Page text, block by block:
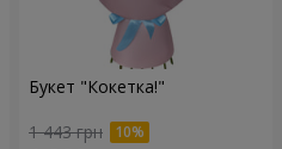
Букет "Кокетка!"
1 443 грн